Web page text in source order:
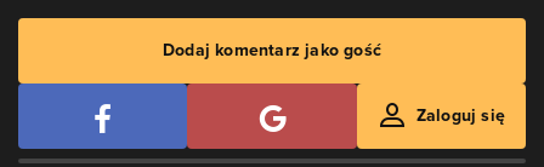
Dodaj komentarz jako gość
Zaloguj się